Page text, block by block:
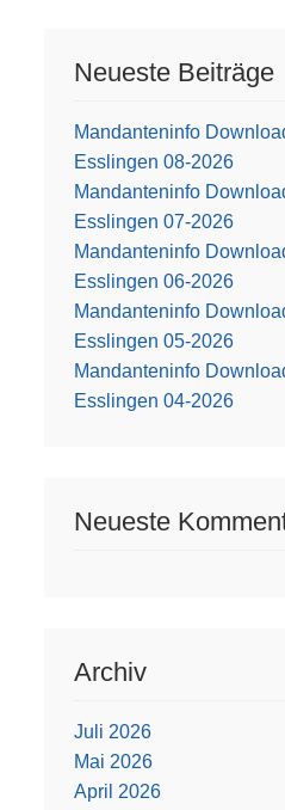
Neueste Beiträge
Mandanteninfo
Esslingen 08-2026
Mandanteninfo
Esslingen 07-2026
Mandanteninfo
Esslingen 06-2026
Mandanteninfo
Esslingen 05-2026
Mandanteninfo
Esslingen 04-2026
Neueste
Archiv
Juli 2026
Mai 2026
April 2026